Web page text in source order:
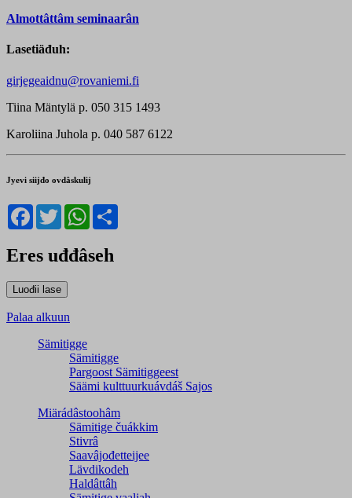
Almottâttâm seminaarân
Lasetiäđuh:
girjegeaidnu@rovaniemi.fi
Tiina Mäntylä p. 050 315 1493
Karoliina Juhola p. 040 587 6122
Jyevi siijđo ovdâskulij
Facebook
TwitterWhatsApp
Eres uđđâseh
Palaa alkuun
Sämitigge
Sämitigge
Pargoost Sämitiggeest
Säämi kulttuurkuávdáš Sajos
Miärádâstoohâm
Sämitige čuákkim
Stivrâ
Saavâjođetteijee
Lävdikodeh
Haldâttâh